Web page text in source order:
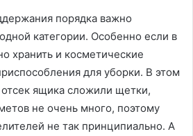
порядка важно
категории. Особенно если в
хранить и косметические
для уборки. В этом
ящика сложили щетки,
не очень много, поэтому
не так принципиально. А